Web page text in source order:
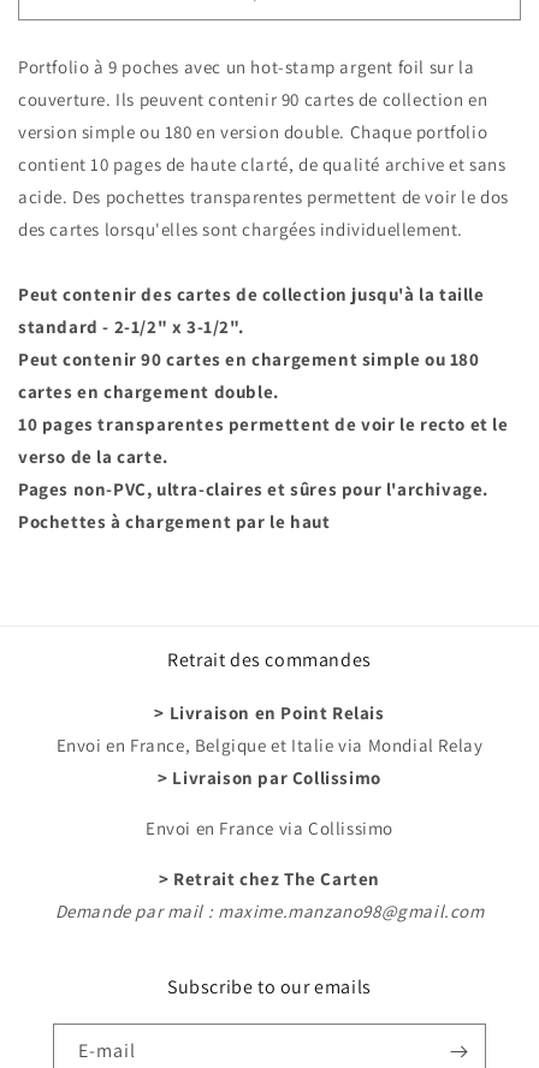
Ultra
portfolio
9
:
bleu
Ultra
portfolio
9
bleu
Portfolio à 9 poches avec un hot-stamp argent foil sur la
couverture. Ils peuvent contenir 90 cartes de collection en
version simple ou 180 en version double. Chaque portfolio
contient 10 pages de haute clarté, de qualité archive et sans
acide. Des pochettes transparentes permettent de voir le dos
des cartes lorsqu'elles sont chargées individuellement.
Peut contenir des cartes de collection jusqu'à la taille
standard - 2-1/2" x 3-1/2".
Peut contenir 90 cartes en chargement simple ou 180
cartes en chargement double.
10 pages transparentes permettent de voir le recto et le
verso de la carte.
Pages non-PVC, ultra-claires et sûres pour l'archivage.
Pochettes à chargement par le haut
Retrait des commandes
> Livraison en Point Relais
Envoi en France, Belgique et Italie via Mondial Relay
> Livraison par Collissimo
Envoi en France via Collissimo
> Retrait chez The Carten
Demande par mail : maxime.manzano98@gmail.com
Subscribe to our emails
E-mail